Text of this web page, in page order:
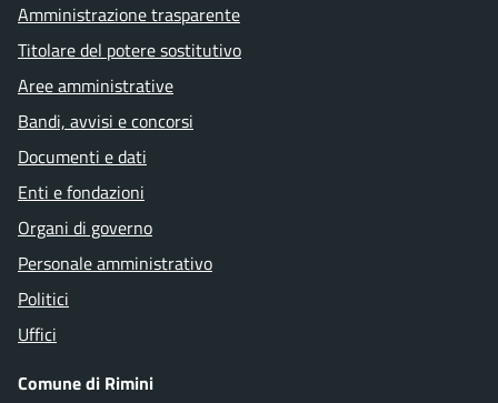
Amministrazione trasparente
Titolare del potere sostitutivo
Aree amministrative
Bandi, avvisi e concorsi
Documenti e dati
Enti e fondazioni
Organi di governo
Personale amministrativo
Politici
Uffici
Comune di Rimini